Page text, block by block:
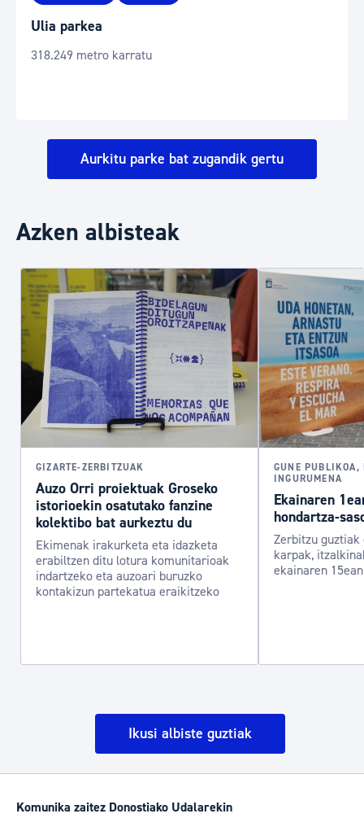
Ulia parkea
318.249 metro karratu
Aurkitu parke bat zugandik gertu
Azken albisteak
GIZARTE-ZERBITZUAK
Auzo Orri proiektuak Groseko
istorioekin osatutako fanzine
kolektibo bat aurkeztu du
Ekimenak irakurketa eta idazketa
erabiltzen ditu lotura komunitarioak
indartzeko eta auzoari buruzko
kontakizun partekatua eraikitzeko
GUNE
INGURUMENA
Ekainaren
hondartza-
Zerbitzu
karpak,
ekainaren 15ean
Ikusi albiste guztiak
Komunika zaitez Donostiako Udalarekin